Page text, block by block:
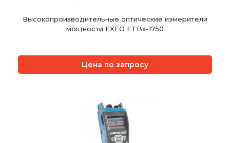
Высокопроизводительные оптические измерители
мощности EXFO FTBx-1750
Цена по запросу